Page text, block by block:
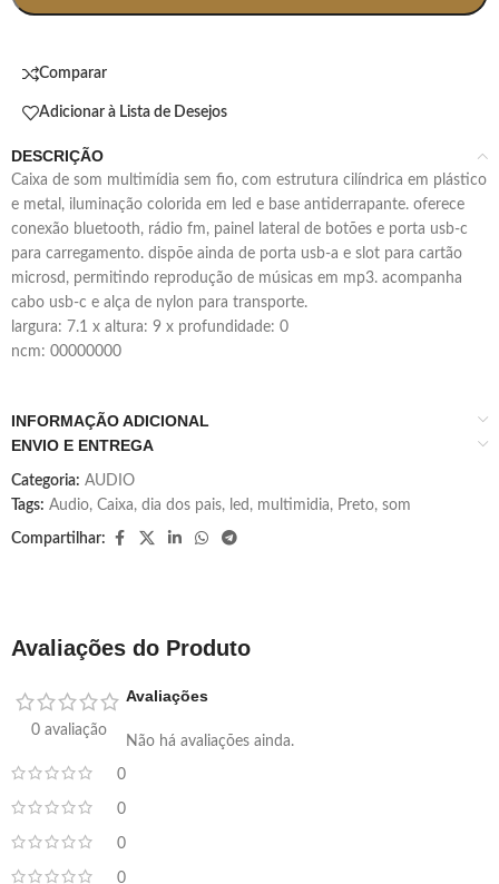
Comparar
Adicionar à Lista de Desejos
DESCRIÇÃO
caixa de som multimídia sem fio, com estrutura cilíndrica em plástico
e metal, iluminação colorida em led e base antiderrapante. oferece
conexão bluetooth, rádio fm, painel lateral de botões e porta usb-c
para carregamento. dispõe ainda de porta usb-a e slot para cartão
microsd, permitindo reprodução de músicas em mp3. acompanha
cabo usb-c e alça de nylon para transporte.
largura: 7.1 x altura: 9 x profundidade: 0
ncm: 00000000
INFORMAÇÃO ADICIONAL
ENVIO E ENTREGA
Categoria: AUDIO
Tags: Audio, Caixa, dia dos pais, led , multimidia, Preto, som
Compartilhar:
Avaliações do Produto
0 avaliação
0
0
0
0
Avaliações
Não há avaliações ainda.